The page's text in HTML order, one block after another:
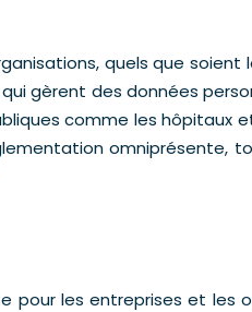
quels que soient
gèrent des données
comme les hôpitaux
omniprésente,
pour les entreprises et les